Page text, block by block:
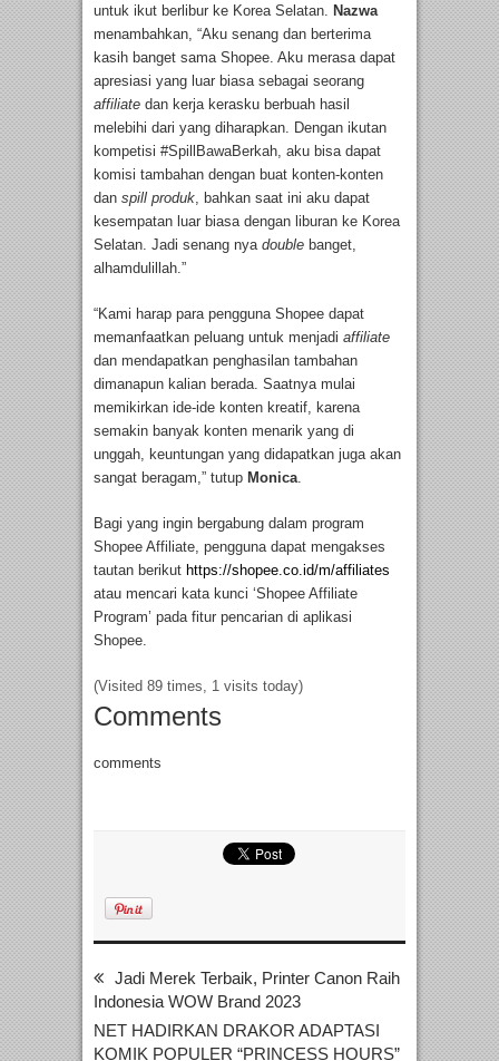
untuk ikut berlibur ke Korea Selatan.
Nazwa
menambahkan, “Aku senang dan berterima
kasih banget sama Shopee. Aku merasa dapat
apresiasi yang luar biasa sebagai seorang
affiliate dan kerja kerasku berbuah hasil
melebihi dari yang diharapkan. Dengan ikutan
kompetisi #SpillBawaBerkah, aku bisa dapat
komisi tambahan dengan buat konten-konten
dan spill produk , bahkan saat ini aku dapat
kesempatan luar biasa dengan liburan ke Korea
Selatan. Jadi senang nya double banget,
alhamdulillah.”
“Kami harap para pengguna Shopee dapat
memanfaatkan peluang untuk menjadi affiliate
dan mendapatkan penghasilan tambahan
dimanapun kalian berada. Saatnya mulai
memikirkan ide-ide konten kreatif, karena
semakin banyak konten menarik yang di
unggah, keuntungan yang didapatkan juga akan
sangat beragam,” tutup Monica
Bagi yang ingin bergabung dalam program
Shopee Affiliate, pengguna dapat mengakses
tautan berikut https://shopee.co.id/m/affiliates
atau mencari kata kunci ‘Shopee Affiliate
Program’ pada fitur pencarian di aplikasi
Shopee.
(Visited 89 times, 1 visits today)
Comments
comments
Jadi Merek Terbaik, Printer Canon Raih
Indonesia WOW Brand 2023
NET HADIRKAN DRAKOR ADAPTASI
KOMIK POPULER “PRINCESS HOURS”